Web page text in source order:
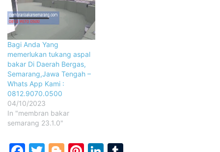
Bagi Anda Yang
memerlukan tukang aspal
bakar Di Daerah Bergas,
Semarang,Jawa Tengah –
Whats App Kami :
0812.9070.0500
04/10/2023
In "membran bakar
semarang 23.1.0"